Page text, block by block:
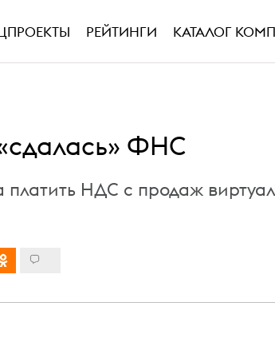
РЕЙТИНГИ КАТАЛОГ
ФНС
платить НДС с продаж